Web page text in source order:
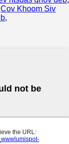
Cov Khoom Siv
,